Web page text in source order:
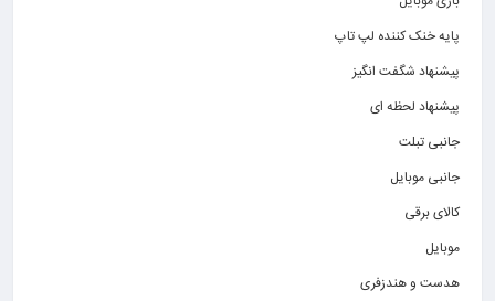
پایه خنک کننده لپ تاپ
پیشنهاد شگفت انگیز
پیشنهاد لحظه ای
جانبی تبلت
جانبی موبایل
کالای برقی
موبایل
هدست و هندزفری